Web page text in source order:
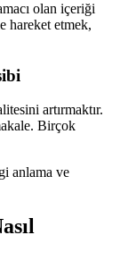
olan içeriği
hareket etmek,
artırmaktır.
Birçok
anlama ve